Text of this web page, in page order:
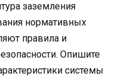
заземления
нормативных
правила и
Опишите
системы